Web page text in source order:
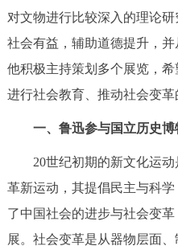
对文物进行比较深入的理论
社会有益，辅助道德提升，
他积极主持策划多个展览，
进行社会教育、推动社会变革
一、鲁迅参与国立历史博
20世纪初期的新文化运动
革新运动，其提倡民主与科
了中国社会的进步与社会变
展。社会变革是从器物层面